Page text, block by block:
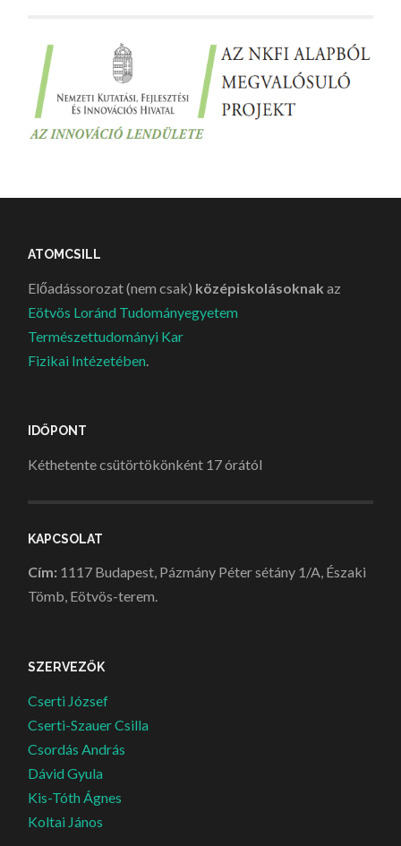
ATOMCSILL
Előadássorozat (nem csak) középiskolásoknak az
Eötvös Loránd Tudományegyetem
Természettudományi Kar
Fizikai Intézetében.
IDŐPONT
Kéthetente csütörtökönként 17 órától
KAPCSOLAT
Cím: 1117 Budapest, Pázmány Péter sétány 1/A, Északi
Tömb, Eötvös-terem.
SZERVEZŐK
Cserti József
Cserti-Szauer Csilla
Csordás András
Dávid Gyula
Kis-Tóth Ágnes
Koltai János